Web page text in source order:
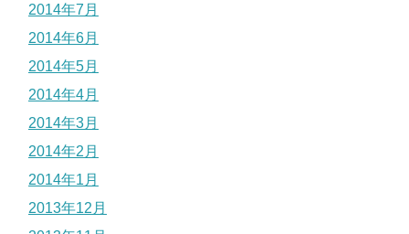
2014年7月
2014年6月
2014年5月
2014年4月
2014年3月
2014年2月
2014年1月
2013年12月